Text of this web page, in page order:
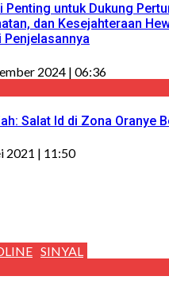
Penting untuk Dukung
dan Kesejahteraan
Penjelasannya
2024 | 06:36
Salat Id di Zona Oranye
2021 | 11:50
SINYAL